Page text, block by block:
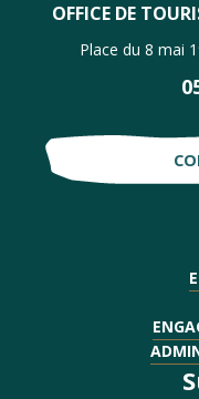
OFFICE DE
Place du 8 mai